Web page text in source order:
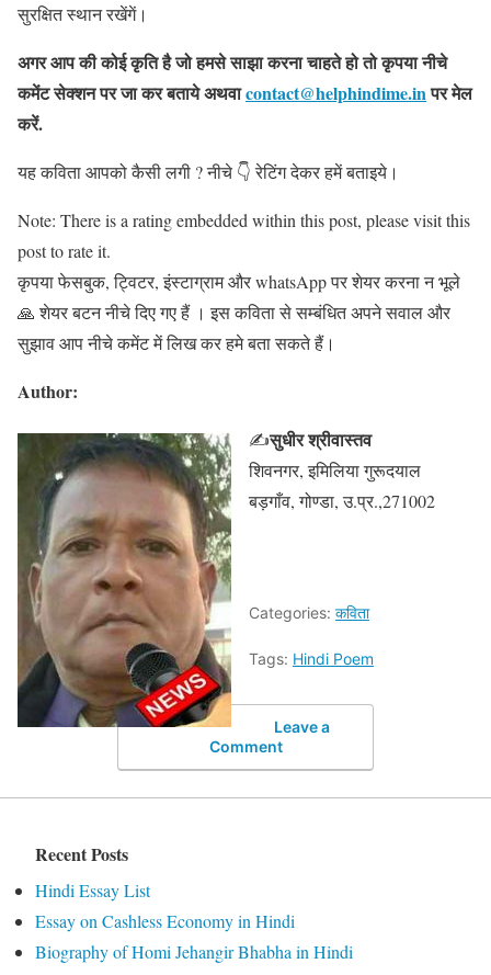
सुरक्षित स्थान रखेंगें।
अगर आप की कोई कृति है जो हमसे साझा करना चाहते हो तो कृपया नीचे
कमेंट सेक्शन पर जा कर बतायेअथवाcontact@helphindime.inपर मेल
करें.
यह कविता आपको कैसी लगी ? नीचे 👇 रेटिंग देकर हमें बताइये।
Note: There is a rating embedded within this post, please visit this
post to rate it.
कृपया फेसबुक, ट्विटर, इंस्टाग्राम और whatsApp पर शेयर करना न भूले
🙏 शेयर बटन नीचे दिए गए हैं । इस कविता से सम्बंधित अपने सवाल और
सुझाव आप नीचे कमेंट में लिख कर हमे बता सकते हैं।
Author:
✍सुधीर श्रीवास्तव
शिवनगर, इमिलिया गुरूदयाल
बड़गाँव, गोण्डा, उ.प्र.,271002
Categories: कविता
Tags: Hindi Poem
Leave a
Comment
Recent Posts
Hindi Essay List
Essay on Cashless Economy in Hindi
Biography of Homi Jehangir Bhabha in Hindi